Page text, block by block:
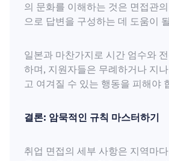
의 문화를 이해하는 것은 면접관
으로 답변을 구성하는 데 도움이
일본과 마찬가지로 시간 엄수와
하며, 지원자들은 무례하거나 지
고 여겨질 수 있는 행동을 피해야
결론: 암묵적인 규칙 마스터하기
취업 면접의 세부 사항은 지역마